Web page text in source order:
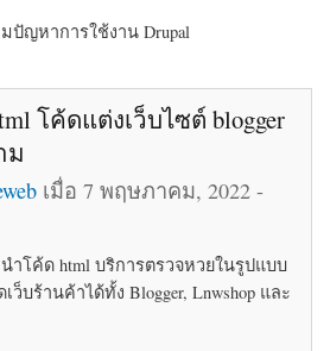
ปัญหาการใช้งาน Drupal
โค้ดแต่งเว็บไซต์ blogger
ม
เมื่อ 7 พฤษภาคม, 2022 -
โค้ด html บริการตรวจหวยในรูปแบบ
ว็บร้านค้าได้ทั้ง Blogger, Lnwshop และ